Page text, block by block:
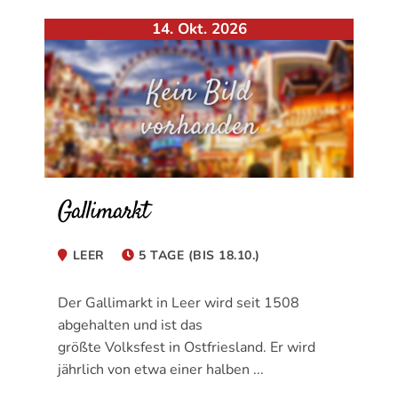
14. Okt. 2026
Gallimarkt
LEER 5 TAGE (BIS 18.10.)
Der Gallimarkt in Leer wird seit 1508
abgehalten und ist das
größte Volksfest in Ostfriesland. Er wird
jährlich von etwa einer halben ...